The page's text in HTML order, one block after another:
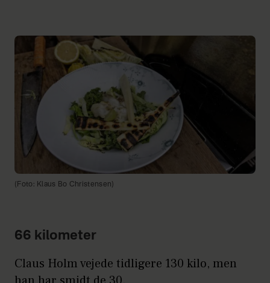
(Foto: Klaus Bo Christensen)
66 kilometer
Claus Holm vejede tidligere 130 kilo, men